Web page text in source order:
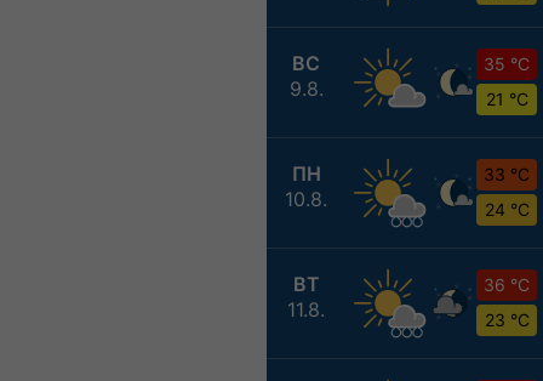
ВС
9.8.
35 °C
21 °C
ПН
10.8.
33 °C
24 °C
ВТ
11.8.
36 °C
23 °C